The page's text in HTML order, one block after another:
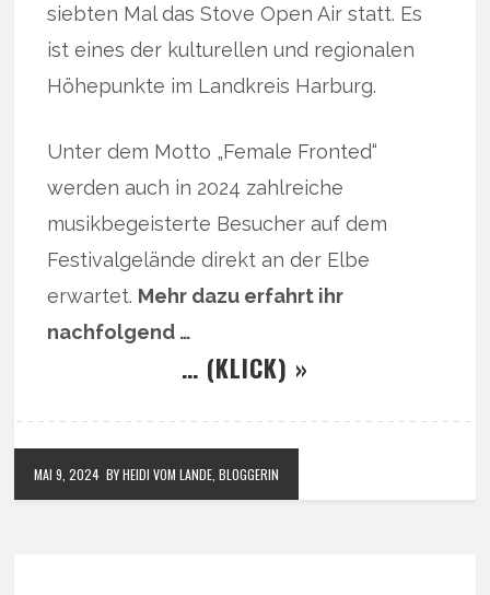
siebten Mal das Stove Open Air statt. Es
ist eines der kulturellen und regionalen
Höhepunkte im Landkreis Harburg.
Unter dem Motto „Female Fronted“
werden auch in 2024 zahlreiche
musikbegeisterte Besucher auf dem
Festivalgelände direkt an der Elbe
erwartet. Mehr dazu erfahrt ihr
nachfolgend …
… (KLICK) »
MAI 9, 2024 BY HEIDI VOM LANDE, BLOGGERIN